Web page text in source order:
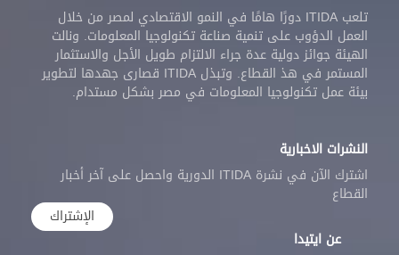
تلعب ITIDA دورًا هامًا في النمو الاقتصادي لمصر من خلال
العمل الدؤوب على تنمية صناعة تكنولوجيا المعلومات. ونالت
الهيئة جوائز دولية عدة جراء الالتزام طويل الأجل والاستثمار
المستمر في هذ القطاع. وتبذل ITIDA قصارى جهدها لتطوير
بيئة عمل تكنولوجيا المعلومات في مصر بشكل مستدام.
النشرات الاخبارية
اشترك الآن في نشرة ITIDA الدورية واحصل على آخر أخبار
القطاع
الإشتراك
عن ايتيدا